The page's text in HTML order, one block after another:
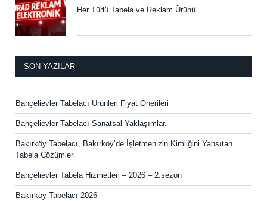
Her Türlü Tabela ve Reklam Ürünü
SON YAZILAR
Bahçelievler Tabelacı Ürünleri Fiyat Önerileri
Bahçelievler Tabelacı Sanatsal Yaklaşımlar.
Bakırköy Tabelacı, Bakırköy’de İşletmenizin Kimliğini Yansıtan
Tabela Çözümleri
Bahçelievler Tabela Hizmetleri – 2026 – 2.sezon
Bakırköy Tabelacı 2026